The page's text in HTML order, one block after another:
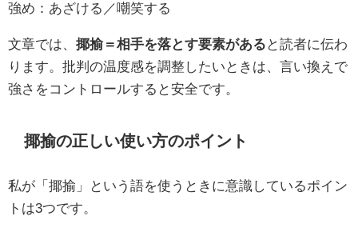
強め：あざける／嘲笑する
文章では、 揶揄＝相手を落とす要素がある と読者に伝わ
ります。批判の温度感を調整したいときは、言い換えで
強さをコントロールすると安全です。
揶揄の正しい使い方のポイント
私が「揶揄」という語を使うときに意識しているポイン
トは3つです。